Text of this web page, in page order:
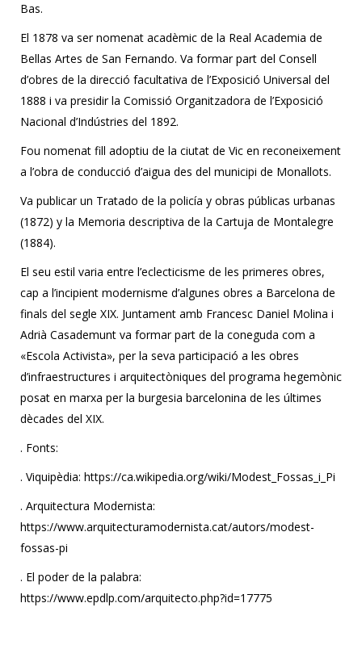
Bas.
El 1878 va ser nomenat acadèmic de la Real Academia de
Bellas Artes de San Fernando. Va formar part del Consell
d’obres de la direcció facultativa de l’Exposició Universal del
1888 i va presidir la Comissió Organitzadora de l’Exposició
Nacional d’Indústries del 1892.
Fou nomenat fill adoptiu de la ciutat de Vic en reconeixement
a l’obra de conducció d’aigua des del municipi de Monallots.
Va publicar un Tratado de la policía y obras públicas urbanas
(1872) y la Memoria descriptiva de la Cartuja de Montalegre
(1884).
El seu estil varia entre l’eclecticisme de les primeres obres,
cap a l’incipient modernisme d’algunes obres a Barcelona de
finals del segle XIX. Juntament amb Francesc Daniel Molina i
Adrià Casademunt va formar part de la coneguda com a
«Escola Activista», per la seva participació a les obres
d’infraestructures i arquitectòniques del programa hegemònic
posat en marxa per la burgesia barcelonina de les últimes
dècades del XIX.
. Fonts:
. Viquipèdia: https://ca.wikipedia.org/wiki/Modest_Fossas_i_Pi
. Arquitectura Modernista:
https://www.arquitecturamodernista.cat/autors/modest-
fossas-pi
. El poder de la palabra:
https://www.epdlp.com/arquitecto.php?id=17775